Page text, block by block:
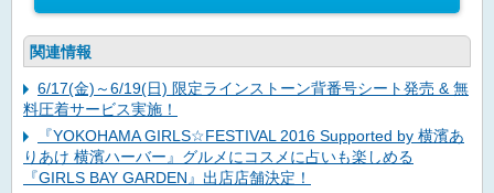
関連情報
6/17(金)～6/19(日) 限定ラインストーン背番号シート発売 & 無
料圧着サービス実施！
『YOKOHAMA GIRLS☆FESTIVAL 2016 Supported by 横濱あ
りあけ 横濱ハーバー』グルメにコスメに占いも楽しめる
『GIRLS BAY GARDEN』出店店舗決定！